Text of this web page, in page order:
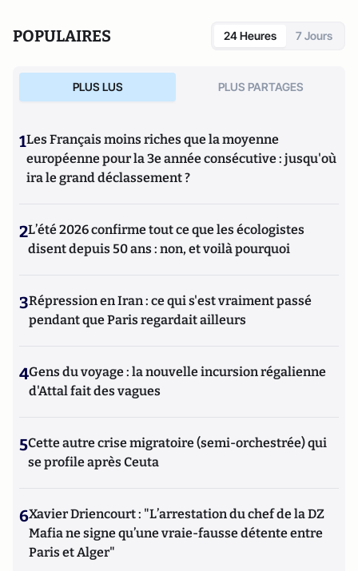
POPULAIRES 24 Heures 7 Jours
PLUS LUS PLUS PARTAGES
1Les Français moins riches que la moyenne
européenne pour la 3e année consécutive : jusqu'où
ira le grand déclassement ?
2L’été 2026 confirme tout ce que les écologistes
disent depuis 50 ans : non, et voilà pourquoi
3Répression en Iran : ce qui s'est vraiment passé
pendant que Paris regardait ailleurs
4Gens du voyage : la nouvelle incursion régalienne
d'Attal fait des vagues
5Cette autre crise migratoire (semi-orchestrée) qui
se profile après Ceuta
6Xavier Driencourt : "L’arrestation du chef de la DZ
Mafia ne signe qu’une vraie-fausse détente entre
Paris et Alger"